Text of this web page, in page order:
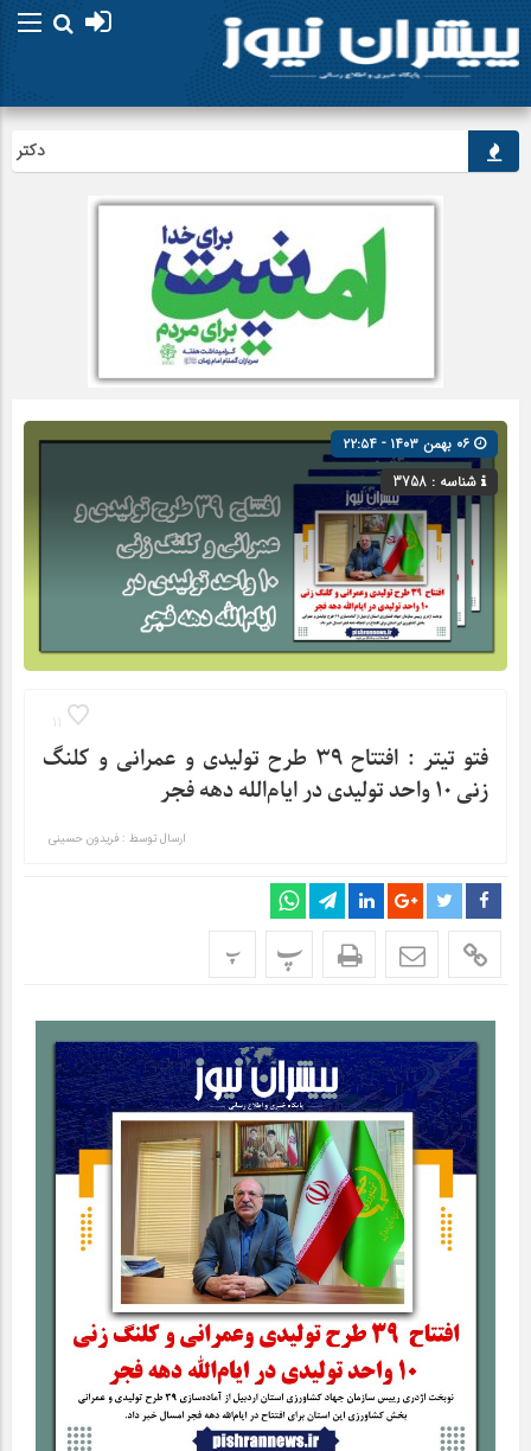
دکتر
شناسه : 3758
11
فتو تیتر : افتتاح ۳۹ طرح تولیدی و عمرانی و کلنگ
زنی ۱۰ واحد تولیدی در ایام‌الله دهه فجر
ارسال توسط : فریدون حسینی
پ پ